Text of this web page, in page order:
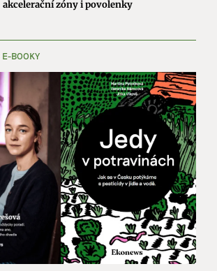
akcelerační zóny i povolenky
E-BOOKY